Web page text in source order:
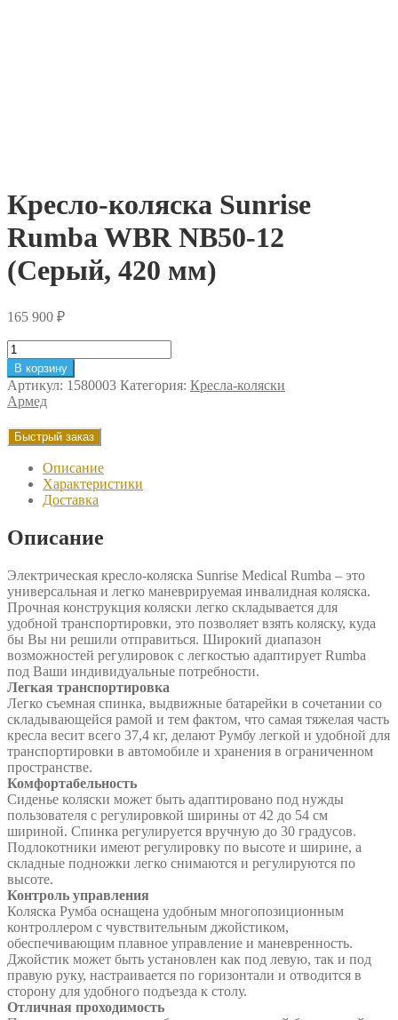
Кресло-коляска Sunrise
Rumba WBR NB50-12
(Серый, 420 мм)
165 900 ₽
Количество
товара
Кресло-
коляска
Sunrise
Rumba
WBR
(Серый,
В корзину
Артикул: 1580003 Категория: Кресла-коляски
Армед
Быстрый заказ
Описание
Характеристики
Доставка
Описание
Электрическая кресло-коляска Sunrise Medical Rumba – это
универсальная и легко маневрируемая инвалидная коляска.
Прочная конструкция коляски легко складывается для
удобной транспортировки, это позволяет взять коляску, куда
бы Вы ни решили отправиться. Широкий диапазон
возможностей регулировок с легкостью адаптирует Rumba
под Ваши индивидуальные потребности.
Легкая транспортировка
Легко съемная спинка, выдвижные батарейки в сочетании со
складывающейся рамой и тем фактом, что самая тяжелая часть
кресла весит всего 37,4 кг, делают Румбу легкой и удобной для
транспортировки в автомобиле и хранения в ограниченном
пространстве.
Комфортабельность
Сиденье коляски может быть адаптировано под нужды
пользователя с регулировкой ширины от 42 до 54 см
шириной. Спинка регулируется вручную до 30 градусов.
Подлокотники имеют регулировку по высоте и ширине, а
складные подножки легко снимаются и регулируются по
высоте.
Контроль управления
Коляска Румба оснащена удобным многопозиционным
контроллером с чувствительным джойстиком,
обеспечивающим плавное управление и маневренность.
Джойстик может быть установлен как под левую, так и под
правую руку, настраивается по горизонтали и отводится в
сторону для удобного подъезда к столу.
Отличная проходимость